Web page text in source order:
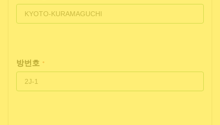
방번호 *